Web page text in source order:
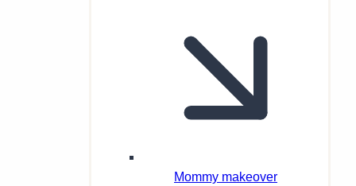
Mommy makeover